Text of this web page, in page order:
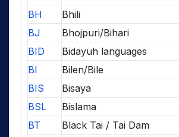
BH
Bhili
BJ
Bhojpuri/Bihari
BID
Bidayuh languages
BI
Bilen/Bile
BIS
Bisaya
BSL
Bislama
BT
Black Tai / Tai Dam